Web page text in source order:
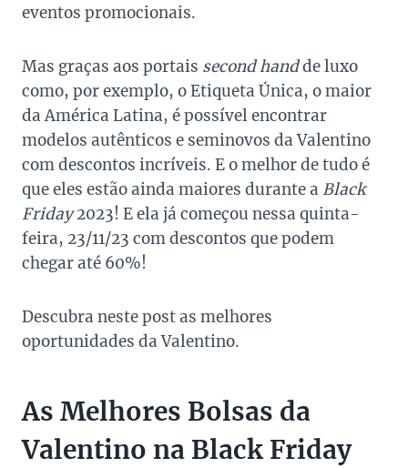
eventos promocionais.
Mas graças aos portais second handde luxo
como, por exemplo, o Etiqueta Única, o maior
da América Latina, é possível encontrar
modelos autênticos e seminovos da Valentino
com descontos incríveis. E o melhor de tudo é
que eles estão ainda maiores durante a Black
Friday2023! E ela já começou nessa quinta-
feira, 23/11/23 com descontos que podem
chegar até 60%!
Descubra neste post as melhores
oportunidades da Valentino.
As Melhores Bolsas da
Valentino na Black Friday